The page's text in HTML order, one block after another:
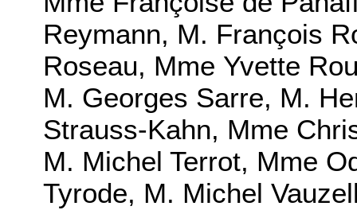
Reymann, M. François
Roseau, Mme Yvette
M. Georges Sarre, M.
Strauss-Kahn, Mme
M. Michel Terrot, Mme
Tyrode, M. Michel